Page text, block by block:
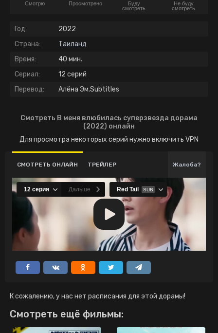
Смотрю Просмотрено
Буду
смотреть
Не буду
смотреть
Год:
2022
Страна:
Таиланд
Время:
40 мин.
Сериал:
12 серий
Перевод:
Алёна Эм.Subtitles
Смотреть В меня влюбилась суперзвезда дорама
(2022) онлайн
Для просмотра некоторых серий нужно включить VPN
СМОТРЕТЬ ОНЛАЙН ТРЕЙЛЕР Жалоба?
К сожалению, у нас нет расписания для этой дорамы!
Смотреть ещё фильмы: